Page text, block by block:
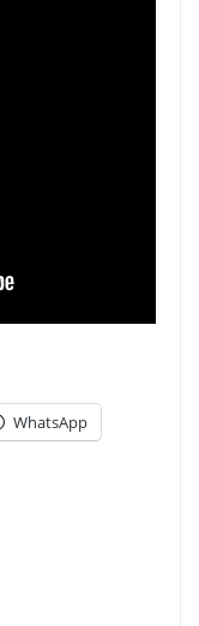
WhatsApp